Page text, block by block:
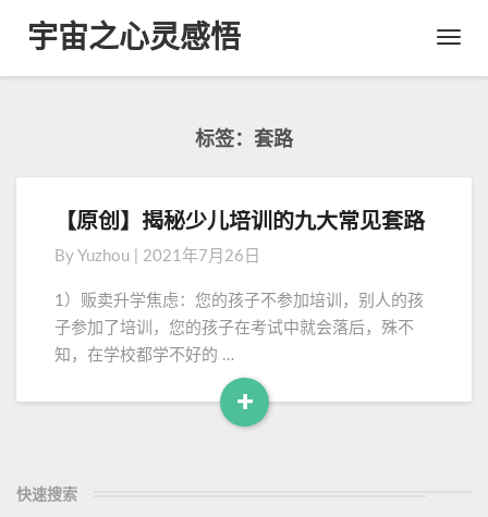
Toggle
宇宙之心灵感悟
标签：套路
原
创
】
揭
少
九
【原创】揭秘少儿培训的九大常见套路
By Yuzhou 2021年7月26日
1）贩卖升学焦虑：您的孩子不参加培训，别人的孩
子参加了培训，您的孩子在考试中就会落后，殊不
知，在学校都学不好的 …
+
R
快速搜索